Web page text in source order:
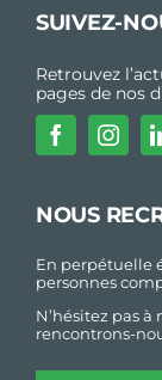
SUIVEZ-
Retrouvez
pages de nos
NOUS
En perpétuelle
personnes
N’hésitez pas
rencontrons-